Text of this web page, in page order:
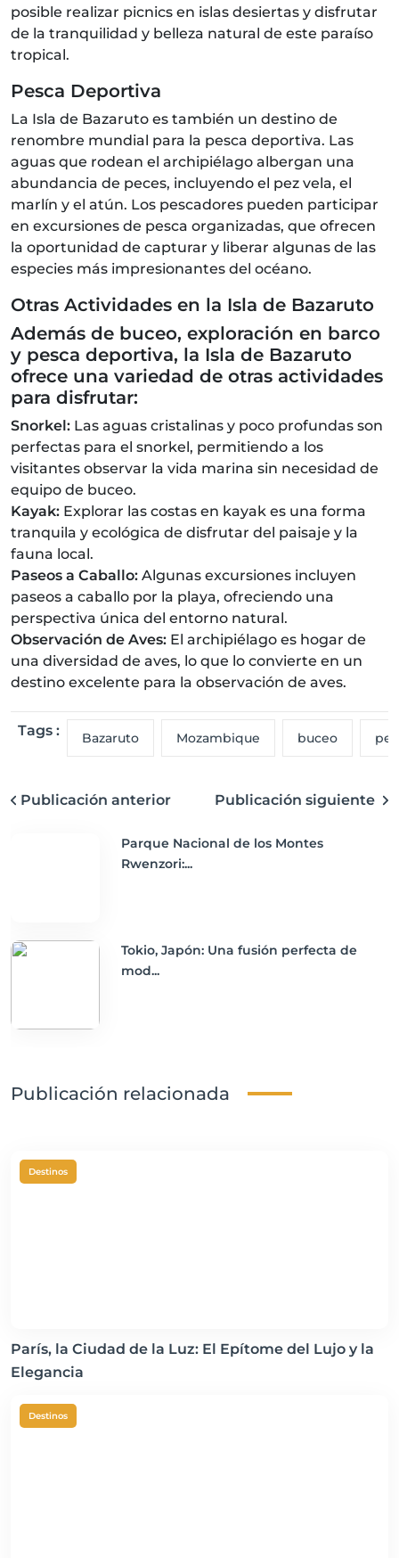
posible realizar picnics en islas desiertas y disfrutar
de la tranquilidad y belleza natural de este paraíso
tropical.
Pesca Deportiva
La Isla de Bazaruto es también un destino de
renombre mundial para la pesca deportiva. Las
aguas que rodean el archipiélago albergan una
abundancia de peces, incluyendo el pez vela, el
marlín y el atún. Los pescadores pueden participar
en excursiones de pesca organizadas, que ofrecen
la oportunidad de capturar y liberar algunas de las
especies más impresionantes del océano.
Otras Actividades en la Isla de Bazaruto
Además de buceo, exploración en barco
y pesca deportiva, la Isla de Bazaruto
ofrece una variedad de otras actividades
para disfrutar:
Snorkel: Las aguas cristalinas y poco profundas son
perfectas para el snorkel, permitiendo a los
visitantes observar la vida marina sin necesidad de
equipo de buceo.
Kayak: Explorar las costas en kayak es una forma
tranquila y ecológica de disfrutar del paisaje y la
fauna local.
Paseos a Caballo: Algunas excursiones incluyen
paseos a caballo por la playa, ofreciendo una
perspectiva única del entorno natural.
Observación de Aves: El archipiélago es hogar de
una diversidad de aves, lo que lo convierte en un
destino excelente para la observación de aves.
Tags : Bazaruto Mozambique buceo
Publicación anterior Publicación siguiente
Parque Nacional de los Montes
Rwenzori:...
Tokio, Japón: Una fusión perfecta de
mod...
Publicación relacionada
Destinos
París, la Ciudad de la Luz: El Epítome del Lujo y la
Elegancia
Destinos